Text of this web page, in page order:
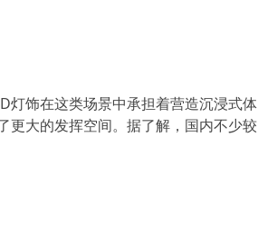
灯饰在这类场景中承担着营造沉浸式体
更大的发挥空间。据了解，国内不少较